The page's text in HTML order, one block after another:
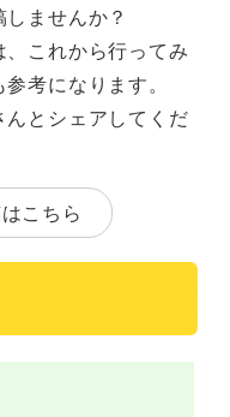
ませんか？
これから行ってみ
考になります。
とシェアしてくだ
こちら